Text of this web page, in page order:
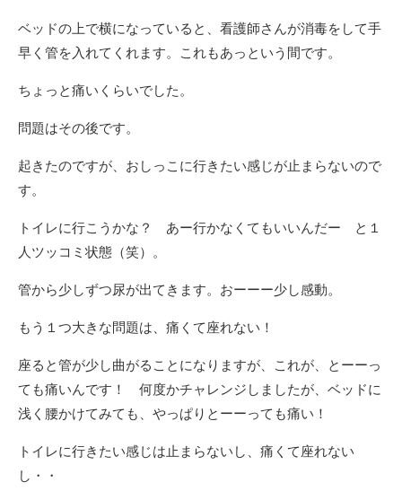
ベッドの上で横になっていると、看護師さんが消毒をして手
早く管を入れてくれます。これもあっという間です。
ちょっと痛いくらいでした。
問題はその後です。
起きたのですが、おしっこに行きたい感じが止まらないので
す。
トイレに行こうかな？ あー行かなくてもいいんだー と１
人ツッコミ状態（笑）。
管から少しずつ尿が出てきます。おーーー少し感動。
もう１つ大きな問題は、痛くて座れない！
座ると管が少し曲がることになりますが、これが、とーーっ
ても痛いんです！ 何度かチャレンジしましたが、ベッドに
浅く腰かけてみても、やっぱりとーーっても痛い！
トイレに行きたい感じは止まらないし、痛くて座れない
し・・